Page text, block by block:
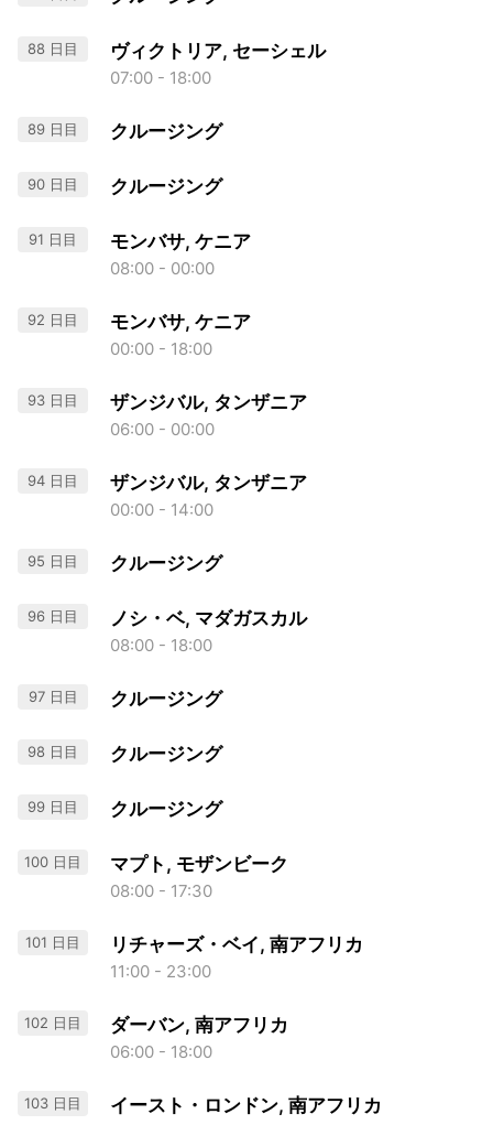
88 日目 ヴィクトリア, セーシェル
07:00 - 18:00
89 日目 クルージング
90 日目 クルージング
91 日目 モンバサ, ケニア
08:00 - 00:00
92 日目 モンバサ, ケニア
00:00 - 18:00
93 日目 ザンジバル, タンザニア
06:00 - 00:00
94 日目 ザンジバル, タンザニア
00:00 - 14:00
95 日目 クルージング
96 日目 ノシ・ベ, マダガスカル
08:00 - 18:00
97 日目 クルージング
98 日目 クルージング
99 日目 クルージング
100 日目 マプト, モザンビーク
08:00 - 17:30
101 日目 リチャーズ・ベイ, 南アフリカ
11:00 - 23:00
102 日目 ダーバン, 南アフリカ
06:00 - 18:00
103 日目 イースト・ロンドン, 南アフリカ